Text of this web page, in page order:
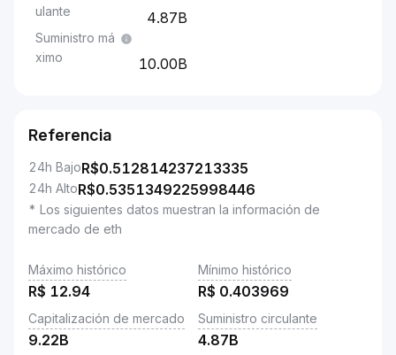
ulante
4.87B
Suministro má
ximo
10.00B
Referencia
24h BajoR$0.512814237213335
24h AltoR$0.5351349225998446
* Los siguientes datos muestran la información de
mercado de eth
Máximo histórico
R$ 12.94
Mínimo histórico
R$ 0.403969
Capitalización de mercado
9.22B
Suministro circulante
4.87B